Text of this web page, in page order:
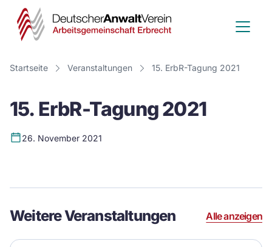
Deutscher
Anwalt
Verein
Startseite Veranstaltungen 15. ErbR-Tagung 2021
15. ErbR-Tagung 2021
26. November 2021
Details
Weitere Veranstaltungen Alle anzeigen